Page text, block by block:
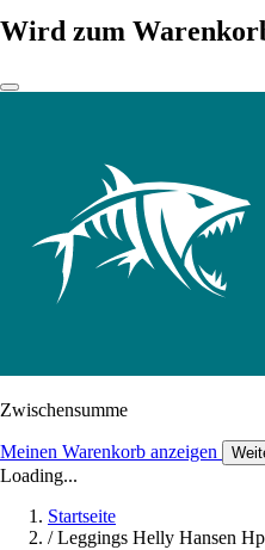
Wird zum
Zwischensumme
Meinen Warenkorb anzeigen
Loading...
Startseite
/ Leggings Helly Hansen